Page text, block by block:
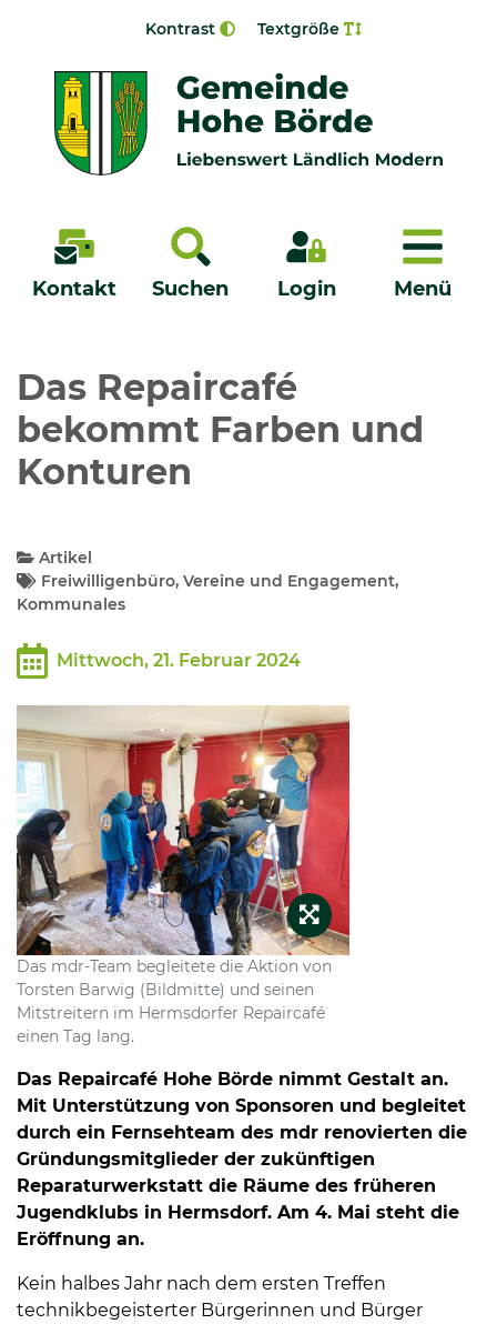
Kontrast Textgröße
Kontakt Suchen Login Menü
Menü
Bürgerservice - Onlinedienste
Neuigkeiten
Kommunalpolitik
Tourismus, Freizeit, Dorfleben
Ehrenamt und Engagement
Das Repaircafé
bekommt Farben und
Konturen
Artikel
Freiwilligenbüro, Vereine und Engagement,
Kommunales
Mittwoch, 21. Februar 2024
Das mdr-Team begleitete die Aktion von
Torsten Barwig (Bildmitte) und seinen
Mitstreitern im Hermsdorfer Repaircafé
einen Tag lang.
Das Repaircafé Hohe Börde nimmt Gestalt an.
Mit Unterstützung von Sponsoren und begleitet
durch ein Fernsehteam des mdr renovierten die
Gründungsmitglieder der zukünftigen
Reparaturwerkstatt die Räume des früheren
Jugendklubs in Hermsdorf. Am 4. Mai steht die
Eröffnung an.
Kein halbes Jahr nach dem ersten Treffen
technikbegeisterter Bürgerinnen und Bürger